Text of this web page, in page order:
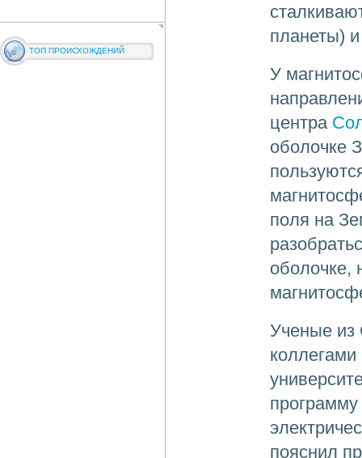
ТОП ПРОИСХОЖДЕНИЙ
планеты)
У
центра
оболочке
поля на
оболочке,
Ученые из
коллегами
пояснил